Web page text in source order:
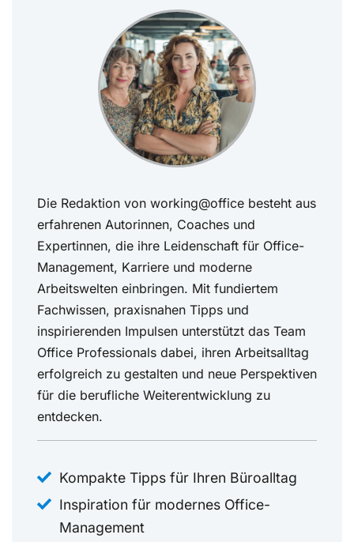
Die Redaktion von working@office besteht aus
erfahrenen Autorinnen, Coaches und
Expertinnen, die ihre Leidenschaft für Office-
Management, Karriere und moderne
Arbeitswelten einbringen. Mit fundiertem
Fachwissen, praxisnahen Tipps und
inspirierenden Impulsen unterstützt das Team
Office Professionals dabei, ihren Arbeitsalltag
erfolgreich zu gestalten und neue Perspektiven
für die berufliche Weiterentwicklung zu
entdecken.
Kompakte Tipps für Ihren Büroalltag
Inspiration für modernes Office-
Management